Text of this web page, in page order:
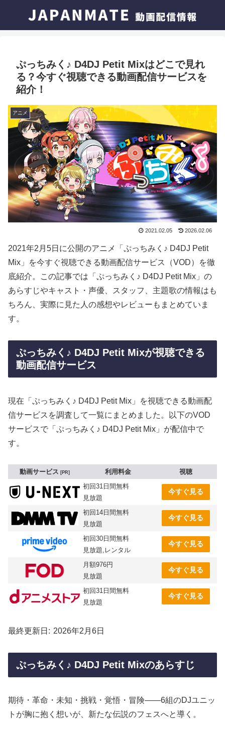
ぷっちみく♪ D4DJ Petit Mixはどこで見れ
る？今すぐ視聴できる動画配信サービスを
紹介！
アニメ
2021.02.05 2026.02.06
2021年2月5日に公開のアニメ「ぷっちみく♪ D4DJ Petit
Mix」を今すぐ視聴できる動画配信サービス（VOD）を徹
底紹介。この記事では「ぷっちみく♪ D4DJ Petit Mix」の
あらすじやキャスト・声優、スタッフ、主題歌の情報はも
ちろん、実際に見た人の感想やレビューもまとめていま
す。
ぷっちみく♪ D4DJ Petit Mixが視聴できる
動画配信サービス
現在「ぷっちみく♪ D4DJ Petit Mix」を視聴できる動画配
信サービスを調査して一覧にまとめました。以下のVOD
サービスで「ぷっちみく♪ D4DJ Petit Mix」が配信中で
す。
動画サービス PR 利用料金
視聴
初回31日間無料
見放題
今すぐ見る
初回14日間無料
見放題
今すぐ見る
初回30日間無料
見放題,レンタル
今すぐ見る
月額976円
見放題
今すぐ見る
初回31日間無料
見放題
今すぐ見る
最終更新日 2026年2月6日
ぷっちみく♪ D4DJ Petit Mixのあらすじ
期待・革命・未知・挑戦・覚悟・冒険――6組のDJユニッ
トが胸に抱く想いが、新たな伝説のフェスへと導く。